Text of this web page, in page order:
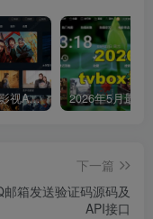
最新UI神马TV影视APP源码 乐檬影视苹果CMS后台 包含前后端源码
下一篇
邮箱发送验证码源码及
API接口